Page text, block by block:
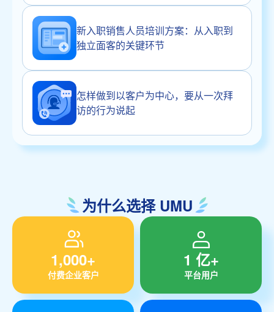
新入职销售人员培训方案：从入职到
独立面客的关键环节
怎样做到以客户为中心，要从一次拜
访的行为说起
为什么选择 UMU
1,000+
付费企业客户
1 亿+
平台用户